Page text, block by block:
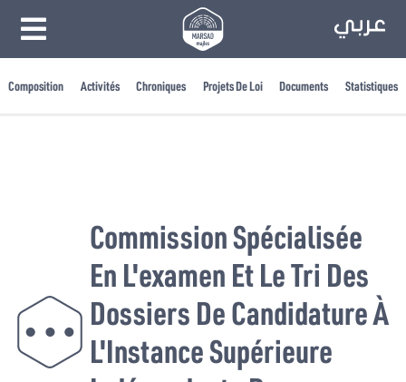
Composition Activités Chroniques Projets De Loi Documents Statistiques
Commission Spécialisée
En L'examen Et Le Tri Des
Dossiers De Candidature À
L'Instance Supérieure